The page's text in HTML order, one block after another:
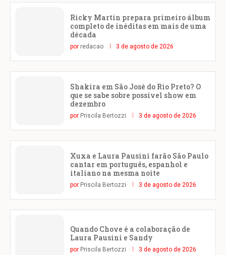
Ricky Martin prepara primeiro álbum
completo de inéditas em mais de uma
década
por redacao 3 de agosto de 2026
Shakira em São José do Rio Preto? O
que se sabe sobre possível show em
dezembro
por Priscila Bertozzi 3 de agosto de 2026
Xuxa e Laura Pausini farão São Paulo
cantar em português, espanhol e
italiano na mesma noite
por Priscila Bertozzi 3 de agosto de 2026
Quando Chove é a colaboração de
Laura Pausini e Sandy
por Priscila Bertozzi 3 de agosto de 2026